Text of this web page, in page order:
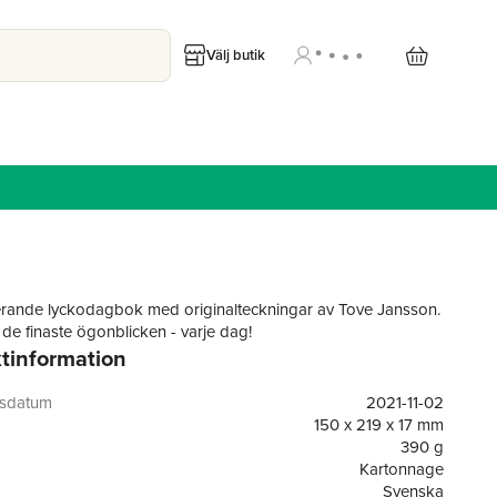
Välj butik
lyckodagbok med originalteckningar av Tove Jansson.
finaste ögonblicken - varje dag!
2021-11-02
150 x 219 x 17 mm
390 g
Kartonnage
Svenska